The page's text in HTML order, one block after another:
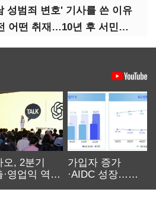
성범죄 변호' 기사를 쓴 이유
(토마토칼럼)10년 전 어떤 취재…10년 후 서민석·박상용
오, 2분기
·영업익 역대
가입자 증가
·AIDC 성장…